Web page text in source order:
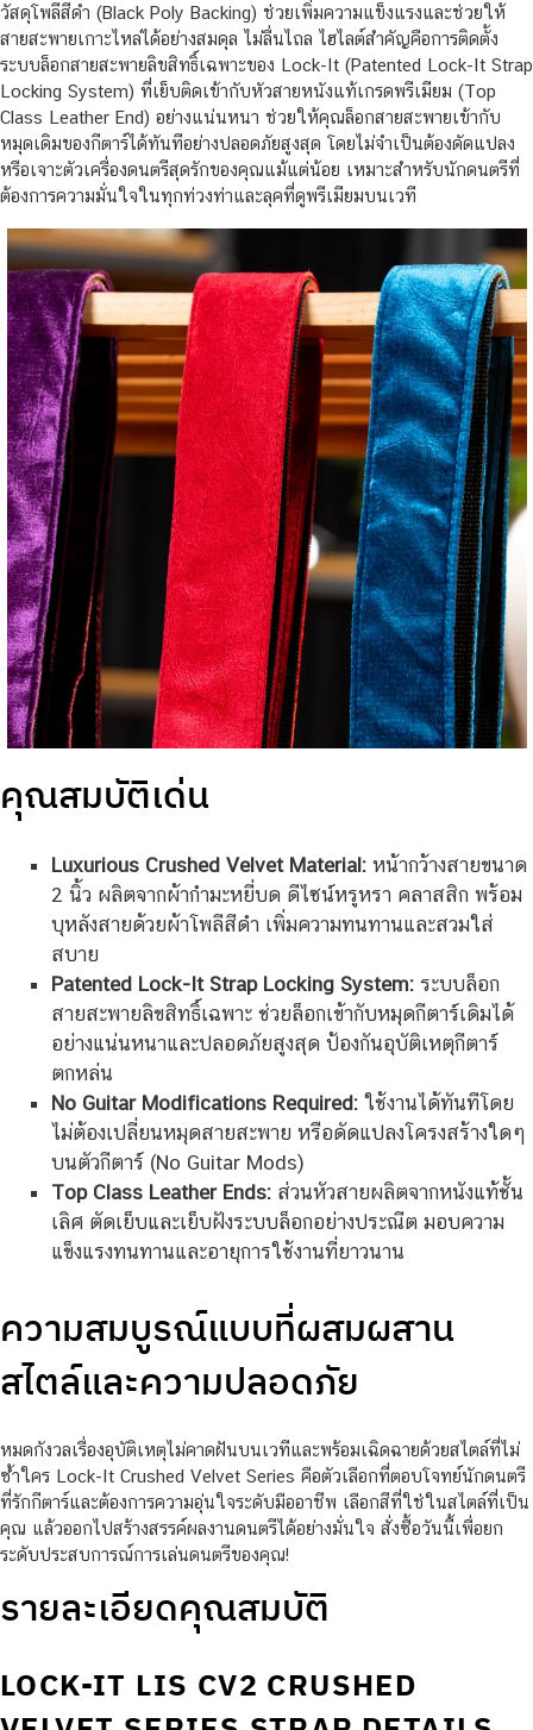
วัสดุโพลีสีดำ (Black Poly Backing) ช่วยเพิ่มความแข็งแรงและช่วยให้
สายสะพายเกาะไหล่ได้อย่างสมดุล ไม่ลื่นไถล ไฮไลต์สำคัญคือการติดตั้ง
ระบบล็อกสายสะพายลิขสิทธิ์เฉพาะของ Lock-It (Patented Lock-It Strap
Locking System) ที่เย็บติดเข้ากับหัวสายหนังแท้เกรดพรีเมียม (Top
Class Leather End) อย่างแน่นหนา ช่วยให้คุณล็อกสายสะพายเข้ากับ
หมุดเดิมของกีตาร์ได้ทันทีอย่างปลอดภัยสูงสุด โดยไม่จำเป็นต้องดัดแปลง
หรือเจาะตัวเครื่องดนตรีสุดรักของคุณแม้แต่น้อย เหมาะสำหรับนักดนตรีที่
ต้องการความมั่นใจในทุกท่วงท่าและลุคที่ดูพรีเมียมบนเวที
คุณสมบัติเด่น
Luxurious Crushed Velvet Material:หน้ากว้างสายขนาด
2 นิ้ว ผลิตจากผ้ากำมะหยี่บด ดีไซน์หรูหรา คลาสสิก พร้อม
บุหลังสายด้วยผ้าโพลีสีดำ เพิ่มความทนทานและสวมใส่
สบาย
Patented Lock-It Strap Locking System:ระบบล็อก
สายสะพายลิขสิทธิ์เฉพาะ ช่วยล็อกเข้ากับหมุดกีตาร์เดิมได้
อย่างแน่นหนาและปลอดภัยสูงสุด ป้องกันอุบัติเหตุกีตาร์
ตกหล่น
No Guitar Modifications Required:ใช้งานได้ทันทีโดย
ไม่ต้องเปลี่ยนหมุดสายสะพาย หรือดัดแปลงโครงสร้างใดๆ
บนตัวกีตาร์ (No Guitar Mods)
Top Class Leather Ends:ส่วนหัวสายผลิตจากหนังแท้ชั้น
เลิศ ตัดเย็บและเย็บฝังระบบล็อกอย่างประณีต มอบความ
แข็งแรงทนทานและอายุการใช้งานที่ยาวนาน
ความสมบูรณ์แบบที่ผสมผสาน
สไตล์และความปลอดภัย
หมดกังวลเรื่องอุบัติเหตุไม่คาดฝันบนเวทีและพร้อมเฉิดฉายด้วยสไตล์ที่ไม่
ซ้ำใคร Lock-It Crushed Velvet Series คือตัวเลือกที่ตอบโจทย์นักดนตรี
ที่รักกีตาร์และต้องการความอุ่นใจระดับมืออาชีพ เลือกสีที่ใช่ในสไตล์ที่เป็น
คุณ แล้วออกไปสร้างสรรค์ผลงานดนตรีได้อย่างมั่นใจ สั่งซื้อวันนี้เพื่อยก
ระดับประสบการณ์การเล่นดนตรีของคุณ!
รายละเอียดคุณสมบัติ
LOCK-IT LIS CV2 CRUSHED